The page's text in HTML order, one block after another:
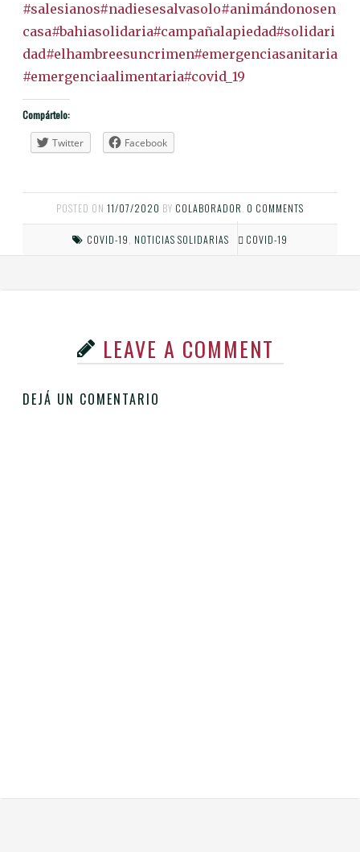
#salesianos#nadiesesalvasolo#animándonosen
casa#bahiasolidaria#campañalapiedad#solidari
dad#elhambreesuncrimen#emergenciasanitaria
#emergenciaalimentaria#covid_19
Compártelo:
Twitter Facebook
POSTED ON 11/07/2020 BY COLABORADOR 0 COMMENTS
COVID-19 NOTICIAS SOLIDARIAS COVID-19
LEAVE A COMMENT
DEJÁ UN COMENTARIO